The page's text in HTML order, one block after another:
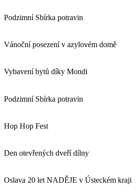
Podzimní Sbírka potravin
Vánoční posezení v azylovém domě
Vybavení bytů díky Mondi
Podzimní Sbírka potravin
Hop Hop Fest
Den otevřených dveří dílny
Oslava 20 let NADĚJE v Ústeckém kraji